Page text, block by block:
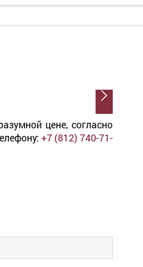
цене, согласно
+7 (812) 740-71-